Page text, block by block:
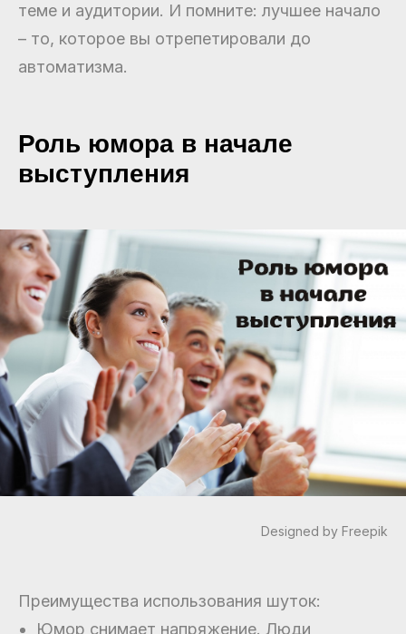
теме и аудитории. И помните: лучшее начало
– то, которое вы отрепетировали до
автоматизма.
Роль юмора в начале
выступления
Designed by Freepik
Преимущества использования шуток:
Юмор снимает напряжение. Люди